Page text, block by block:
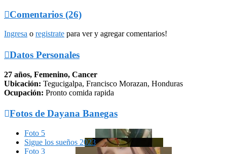
Comentarios (26)
Ingresa o registrate para ver y agregar comentarios!
Datos Personales
27 años, Femenino, Cancer
Ubicación: Tegucigalpa, Francisco Morazan, Honduras
Ocupación: Pronto comida rapida
Fotos de Dayana Banegas
Foto 5
Sigue los sueños 2023
Foto 3